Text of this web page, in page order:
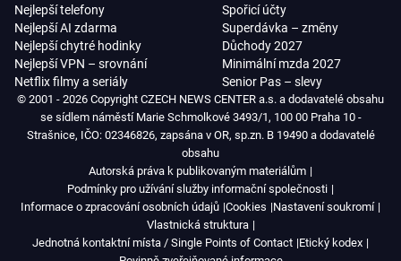
Nejlepší telefony
Nejlepší AI zdarma
Nejlepší chytré hodinky
Nejlepší VPN – srovnání
Netflix filmy a seriály
Spořicí účty
Superdávka – změny
Důchody 2027
Minimální mzda 2027
Senior Pas – slevy
© 2001 - 2026 Copyright CZECH NEWS CENTER a.s. a dodavatelé obsahu
se sídlem náměstí Marie Schmolkové 3493/1, 100 00 Praha 10 -
Strašnice, IČO: 02346826, zapsána v OR, sp.zn. B 19490 a dodavatelé
obsahu
Autorská práva k publikovaným materiálům
Podmínky pro užívání služby informační společnosti
Informace o zpracování osobních údajů Cookies Nastavení soukromí
Vlastnická struktura
Jednotná kontaktní místa / Single Points of Contact Etický kodex